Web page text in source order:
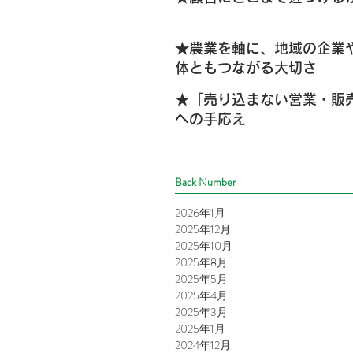
Back Number
2026年1月
2025年12月
2025年10月
2025年8月
2025年5月
2025年4月
2025年3月
2025年1月
2024年12月
★農業を軸に、地域の企業
体ともつながる大切さ
★「売り込まない営業・販
への手応え